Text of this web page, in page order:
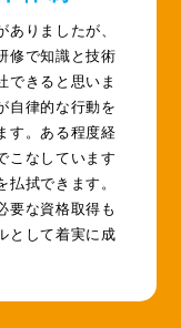
りましたが、
修で知識と技術
できると思いま
自律的な行動を
す。ある程度経
こなしています
拭できます。
要な資格取得も
として着実に成